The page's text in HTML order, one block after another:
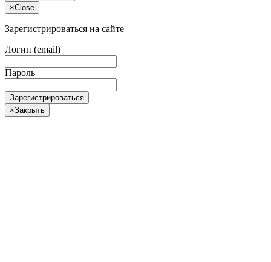
×Close
Зарегистрироваться на сайте
Логин (email)
Пароль
Зарегистрироваться
×Закрыть